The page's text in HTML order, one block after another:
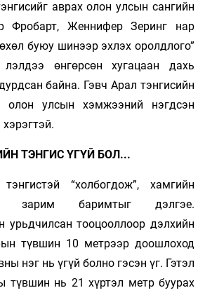
аврах олон улсын сангийн
Фробарт, Женнифер Зеринг нар
буюу шинээр эхлэх оролдлого”
өнгөрсөн хугацаан дахь
байна. Гэвч Арал тэнгисийн
олон улсын хэмжээний нэгдсэн
ТЭНГИС ҮГҮЙ БОЛ...
“холбогдож”, хамгийн
зарим баримтыг дэлгэе.
урьдчилсан тооцооллоор дэлхийн
түвшин 10 метрээр доошлоход
нэг нь үгүй болно гэсэн үг. Гэтэл
түвшин нь 21 хүртэл метр буурах